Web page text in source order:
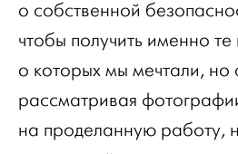
о собственной
чтобы получить именно
о которых мы мечтали, но
рассматривая
на проделанную работу,